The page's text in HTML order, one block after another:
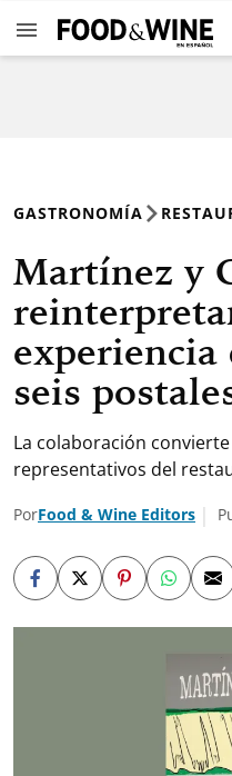
GASTRONOMÍA
Martínez y
experiencia
seis
La colaboración
representativos del
PorFood & Wine Editors